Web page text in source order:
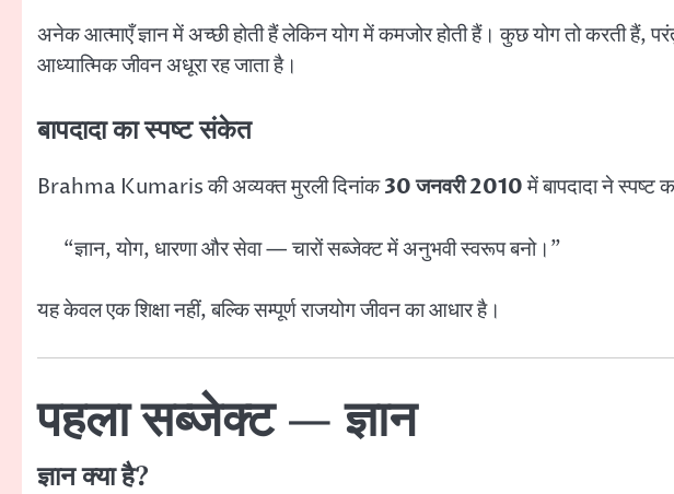
अनेक आत्माएँ ज्ञान में अच्छी होती हैं लेकिन योग में कमजोर होती हैं। कुछ योग तो करती हैं,
आध्यात्मिक जीवन अधूरा रह जाता है।
बापदादा का स्पष्ट संकेत
Brahma Kumarisकी अव्यक्त मुरली दिनांक30 जनवरी 2010में बापदादा ने स्पष्ट
“ज्ञान, योग, धारणा और सेवा — चारों सब्जेक्ट में अनुभवी स्वरूप बनो।”
यह केवल एक शिक्षा नहीं, बल्कि सम्पूर्ण राजयोग जीवन का आधार है।
पहला सब्जेक्ट — ज्ञान
ज्ञान क्या है?